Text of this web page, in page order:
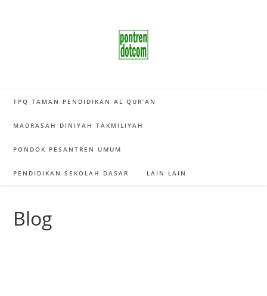
TPQ TAMAN PENDIDIKAN AL QUR’AN
MADRASAH DINIYAH TAKMILIYAH
PONDOK PESANTREN UMUM
PENDIDIKAN SEKOLAH DASAR LAIN LAIN
Blog